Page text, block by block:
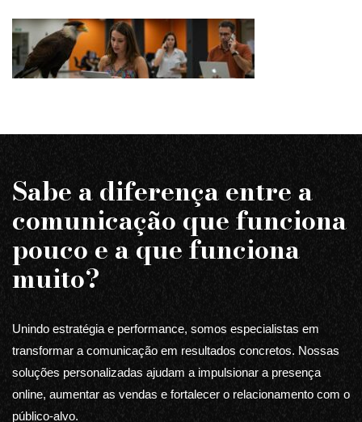
Sabe a diferença entre a
comunicação que funciona
pouco e a que funciona
muito?
Unindo estratégia e performance, somos especialistas em
transformar a comunicação em resultados concretos. Nossas
soluções personalizadas ajudam a impulsionar a presença
online, aumentar as vendas e fortalecer o relacionamento com o
público-alvo.